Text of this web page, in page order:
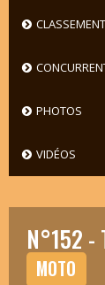
PHOTOS
VIDÉOS
N°152 -
MOTO